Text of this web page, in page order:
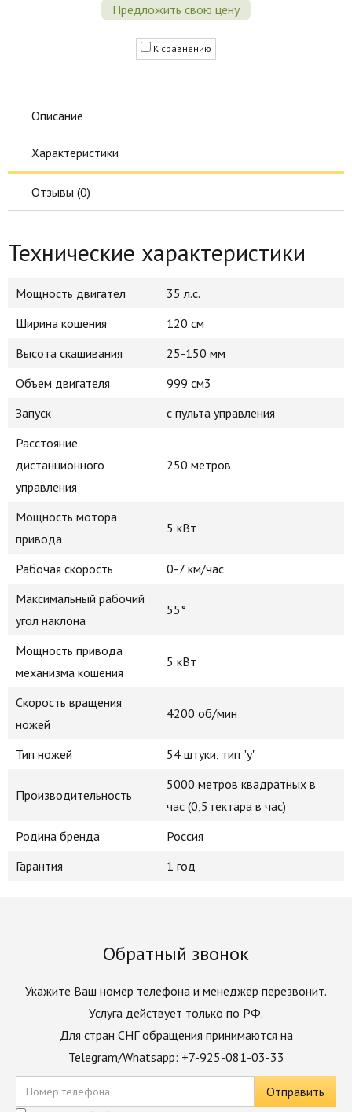
Предложить свою цену
К сравнению
Описание
Характеристики
Отзывы (0)
Технические характеристики
Мощность двигател
35 л.с.
Ширина кошения
120 см
Высота скашивания
25-150 мм
Объем двигателя
999 см3
Запуск
с пульта управления
Расстояние
дистанционного
управления
250 метров
Мощность мотора
привода
5 кВт
Рабочая скорость
0-7 км/час
Максимальный рабочий
угол наклона
55°
Мощность привода
механизма кошения
5 кВт
Скорость вращения
ножей
4200 об/мин
Тип ножей 54 штуки, тип "y"
Производительность
5000 метров квадратных в
час (0,5 гектара в час)
Родина бренда
Россия
Гарантия
1 год
Обратный звонок
Укажите Ваш номер телефона и менеджер перезвонит.
Услуга действует только по РФ.
Для стран СНГ обращения принимаются на
Telegram/Whatsapp: +7-925-081-03-33